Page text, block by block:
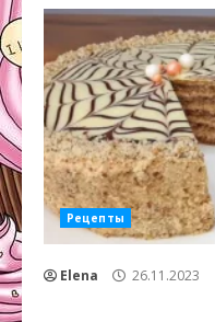
Рецепты
Elena 26.11.2023